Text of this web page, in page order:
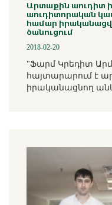
Արտաքին աուդիտ
աուդիտորական
համար
ծանուցում
2018-02-20
"Ֆարմ Կրեդիտ
հայտարարում է
իրականացնող